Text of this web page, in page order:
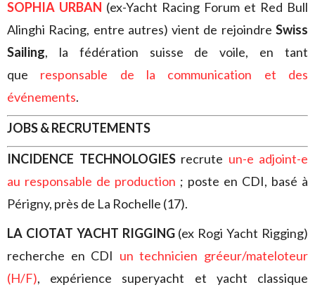
SOPHIA URBAN (ex-Yacht Racing Forum et Red Bull
Alinghi Racing, entre autres) vient de rejoindre Swiss
Sailing, la fédération suisse de voile, en tant
que responsable de la communication et des
événements.
JOBS & RECRUTEMENTS
INCIDENCE TECHNOLOGIESrecrute un-e adjoint-e
au responsable de production ; poste en CDI, basé à
Périgny, près de La Rochelle (17).
LA CIOTAT YACHT RIGGING(ex Rogi Yacht Rigging)
recherche en CDI un technicien gréeur/mateloteur
(H/F), expérience superyacht et yacht classique